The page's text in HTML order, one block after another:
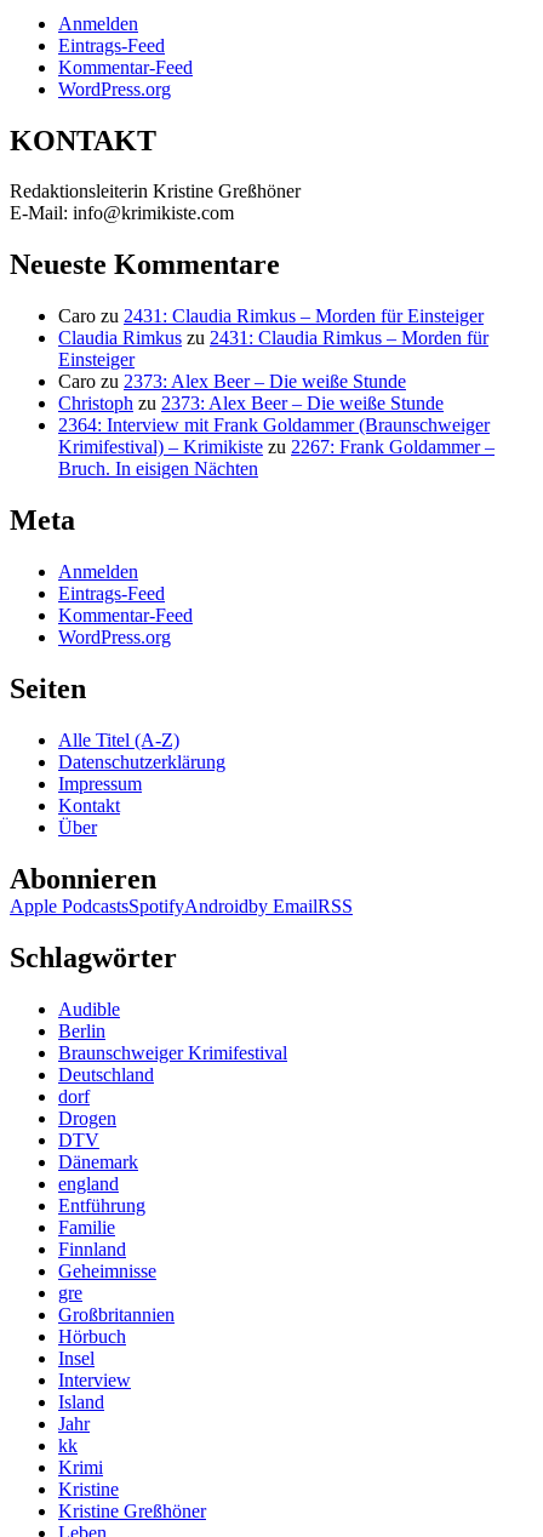
Anmelden
Eintrags-Feed
Kommentar-Feed
WordPress.org
KONTAKT
Redaktionsleiterin Kristine Greßhöner
E-Mail: info@krimikiste.com
Neueste Kommentare
Caro zu 2431: Claudia Rimkus – Morden für Einsteiger
Claudia Rimkus zu 2431: Claudia Rimkus – Morden für
Einsteiger
Caro zu 2373: Alex Beer – Die weiße Stunde
Christoph zu 2373: Alex Beer – Die weiße Stunde
2364: Interview mit Frank Goldammer (Braunschweiger
Krimifestival) – Krimikiste zu 2267: Frank Goldammer –
Bruch. In eisigen Nächten
Meta
Anmelden
Eintrags-Feed
Kommentar-Feed
WordPress.org
Seiten
Alle Titel (A-Z)
Datenschutzerklärung
Impressum
Kontakt
Über
Abonnieren
Apple PodcastsSpotifyAndroidby EmailRSS
Schlagwörter
Audible
Berlin
Braunschweiger Krimifestival
Deutschland
dorf
Drogen
DTV
Dänemark
england
Entführung
Familie
Finnland
Geheimnisse
gre
Großbritannien
Hörbuch
Insel
Interview
Island
Jahr
kk
Krimi
Kristine
Kristine Greßhöner
Leben